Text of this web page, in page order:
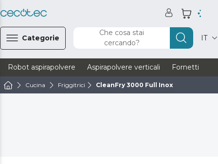
Categorie
Che cosa stai
cercando?
IT
Robot aspirapolvere Aspirapolvere verticali Fornetti
Cucina Friggitrici CleanFry 3000 Full Inox